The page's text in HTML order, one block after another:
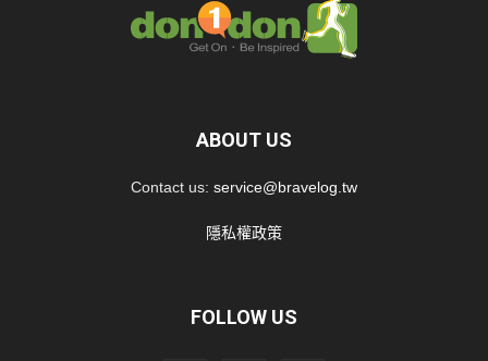
ABOUT US
Contact us: service@bravelog.tw
隱私權政策
FOLLOW US